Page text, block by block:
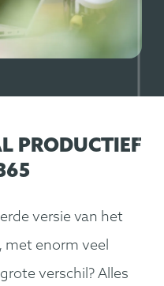
PRODUCTIEF
versie van het
enorm veel
verschil? Alles